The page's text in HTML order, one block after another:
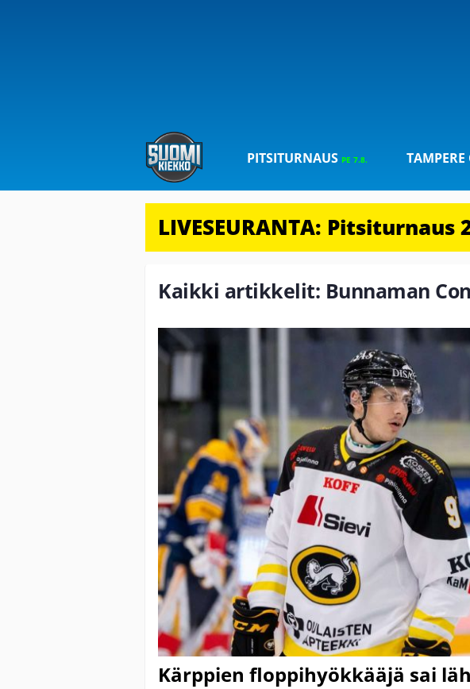
PITSITURNAUS PE 7.8. TAMPERE
LIVESEURANTA:
Kaikki artikkelit: Bunnaman
Kärppien floppihyökkääjä sai